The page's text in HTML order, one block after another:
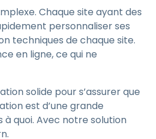
Chaque site ayant des
personnaliser ses
techniques de chaque site.
en ligne, ce qui ne
solide pour s’assurer que
est d’une grande
quoi. Avec notre solution